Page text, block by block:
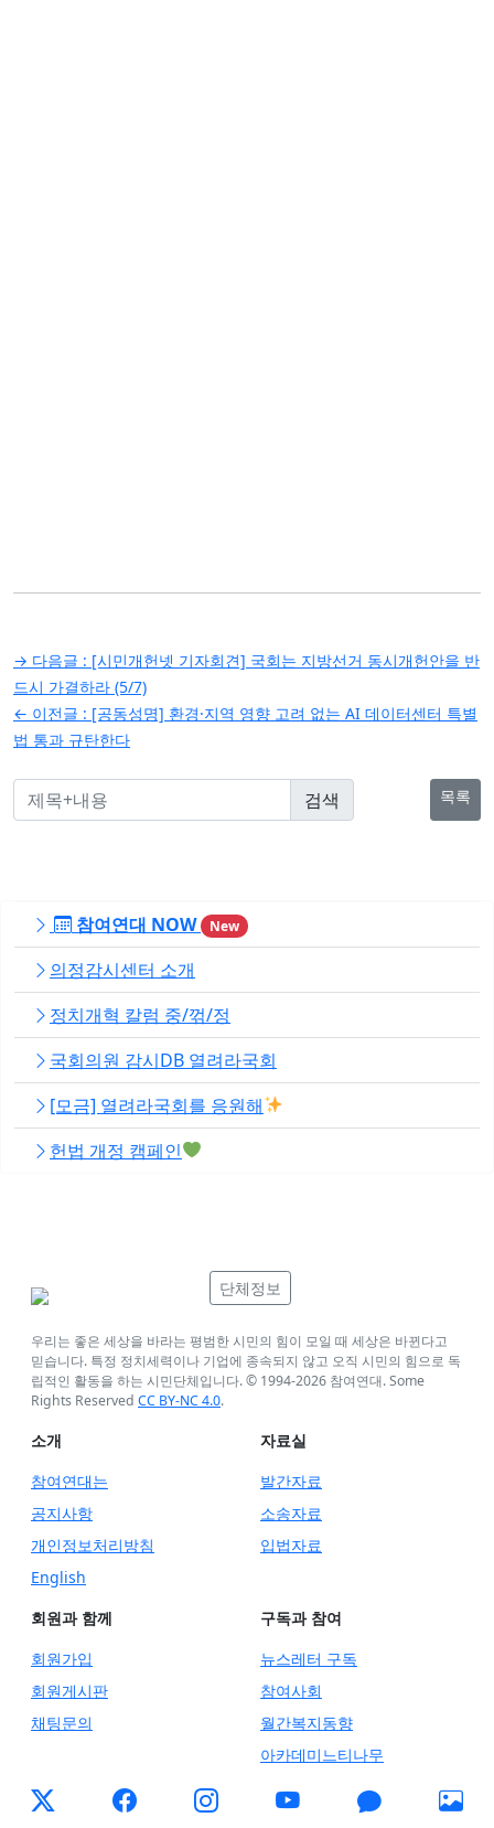
글
탐
색
→ 다음글 : [시민개헌넷 기자회견] 국회는 지방선거 동시개헌안을 반
드시 가결하라 (5/7)
← 이전글 : [공동성명] 환경·지역 영향 고려 없는 AI 데이터센터 특별
법 통과 규탄한다
목록
참여연대 NOW New
의정감시센터 소개
정치개혁 칼럼 중/꺾/정
국회의원 감시DB 열려라국회
[모금] 열려라국회를 응원해
헌법 개정 캠페인
단체정보
우리는 좋은 세상을 바라는 평범한 시민의 힘이 모일 때 세상은 바뀐다고
믿습니다. 특정 정치세력이나 기업에 종속되지 않고 오직 시민의 힘으로 독
립적인 활동을 하는 시민단체입니다. © 1994-2026 참여연대. Some
Rights Reserved CC BY-NC 4.0.
소개
참여연대는
공지사항
개인정보처리방침
English
자료실
발간자료
소송자료
입법자료
회원과 함께
회원가입
회원게시판
채팅문의
구독과 참여
뉴스레터 구독
참여사회
월간복지동향
아카데미느티나무